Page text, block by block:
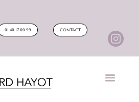
01.40.17.00.99 CONTACT
